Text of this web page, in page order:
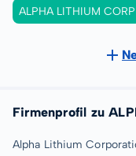
ALPHA LITHIUM CORP
Firmenprofil zu
Alpha Lithium